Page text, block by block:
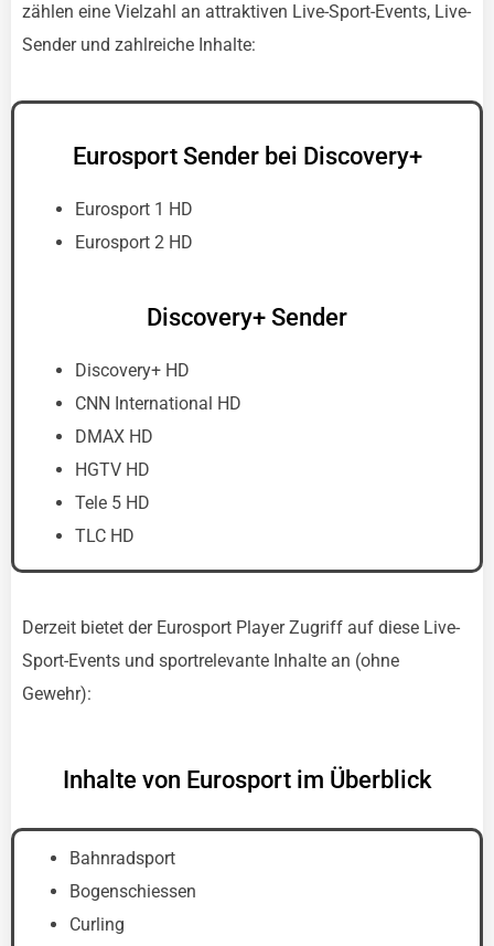
zählen eine Vielzahl an attraktiven Live-Sport-Events, Live-
Sender und zahlreiche Inhalte:
Eurosport Sender bei Discovery+
Eurosport 1 HD
Eurosport 2 HD
Discovery+ Sender
Discovery+ HD
CNN International HD
DMAX HD
HGTV HD
Tele 5 HD
TLC HD
Derzeit bietet der Eurosport Player Zugriff auf diese Live-
Sport-Events und sportrelevante Inhalte an (ohne
Gewehr):
Inhalte von Eurosport im Überblick
Bahnradsport
Bogenschiessen
Curling